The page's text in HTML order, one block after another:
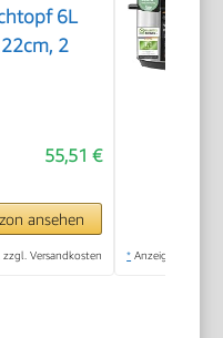
6L
2
55,51 €
ansehen
zzgl. Versandkosten * Anzeige